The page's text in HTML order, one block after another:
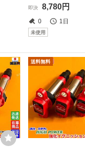
即決 8,780円
0 1日
未使用
送料無料